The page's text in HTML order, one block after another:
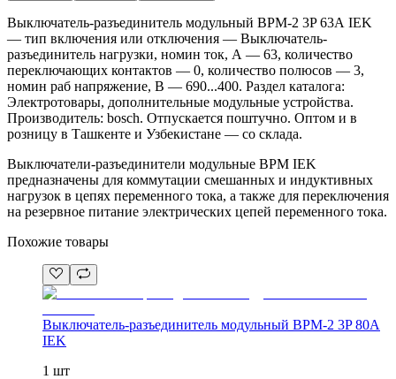
Выключатель-разъединитель модульный ВРМ-2 3P 63А IEK
— тип включения или отключения — Выключатель-
разъединитель нагрузки, номин ток, А — 63, количество
переключающих контактов — 0, количество полюсов — 3,
номин раб напряжение, В — 690...400. Раздел каталога:
Электротовары, дополнительные модульные устройства.
Производитель: bosch. Отпускается поштучно. Оптом и в
розницу в Ташкенте и Узбекистане — со склада.
Выключатели-разъединители модульные ВРМ IEK
предназначены для коммутации смешанных и индуктивных
нагрузок в цепях переменного тока, а также для переключения
на резервное питание электрических цепей переменного тока.
Похожие товары
Выключатель-разъединитель модульный ВРМ-2 3P 80А
IEK
1 шт